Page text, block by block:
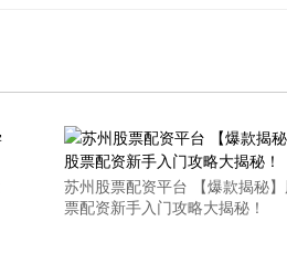
苏州股票配资平台 【爆款揭秘
票配资新手入门攻略大揭秘！